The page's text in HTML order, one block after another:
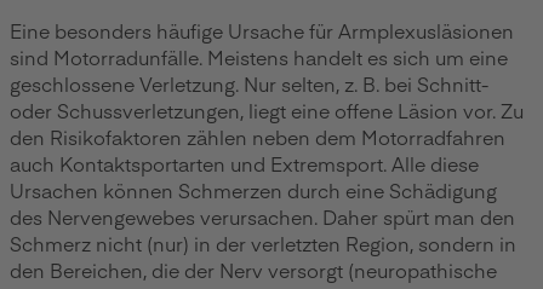
Eine besonders häufige Ursache für Armplexusläsionen
sind Motorradunfälle. Meistens handelt es sich um eine
geschlossene Verletzung. Nur selten, z. B. bei Schnitt-
oder Schussverletzungen, liegt eine offene Läsion vor. Zu
den Risikofaktoren zählen neben dem Motorradfahren
auch Kontaktsportarten und Extremsport. Alle diese
Ursachen können Schmerzen durch eine Schädigung
des Nervengewebes verursachen. Daher spürt man den
Schmerz nicht (nur) in der verletzten Region, sondern in
den Bereichen, die der Nerv versorgt (neuropathische